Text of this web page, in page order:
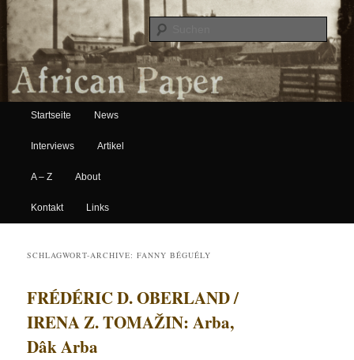
African Paper
Hauptmenü
Zum Inhalt wechseln
Zum sekundären Inhalt wechseln
Startseite News
Interviews Artikel
A – Z About
Kontakt Links
SCHLAGWORT-ARCHIVE:FANNY BÉGUÉLY
FRÉDÉRIC D. OBERLAND /
IRENA Z. TOMAŽIN: Arba,
Dâk Arba